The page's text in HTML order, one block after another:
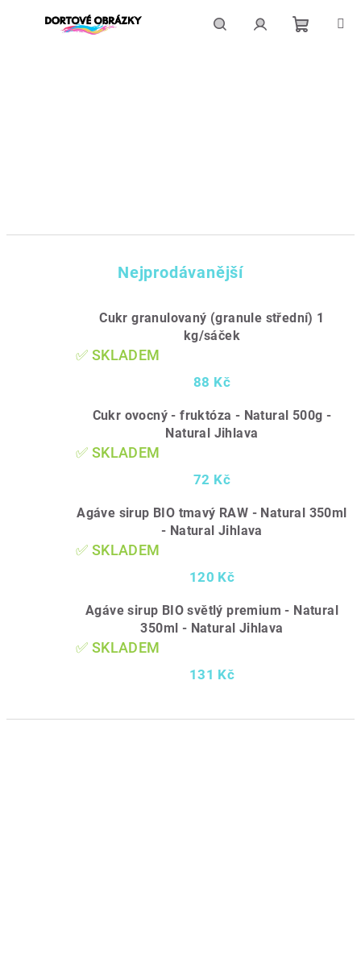
Nejprodávanější
Cukr granulovaný (granule střední) 1
kg/sáček
✅ SKLADEM
88 Kč
Cukr ovocný - fruktóza - Natural 500g -
Natural Jihlava
✅ SKLADEM
72 Kč
Agáve sirup BIO tmavý RAW - Natural 350ml
- Natural Jihlava
✅ SKLADEM
120 Kč
Agáve sirup BIO světlý premium - Natural
350ml - Natural Jihlava
✅ SKLADEM
131 Kč